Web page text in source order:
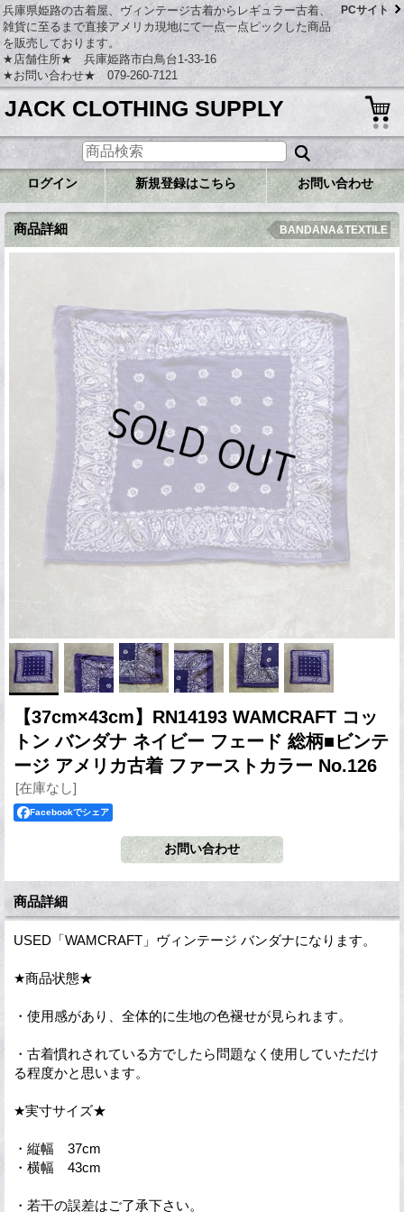
兵庫県姫路の古着屋、ヴィンテージ古着からレギュラー古着、
雑貨に至るまで直接アメリカ現地にて一点一点ピックした商品
を販売しております。
★店舗住所★ 兵庫姫路市白鳥台1-33-16
★お問い合わせ★ 079-260-7121
PCサイト
JACK CLOTHING SUPPLY
ログイン 新規登録はこちら お問い合わせ
商品詳細 BANDANA&TEXTILE
【37cm×43cm】RN14193 WAMCRAFT コッ
トン バンダナ ネイビー フェード 総柄■ビンテ
ージ アメリカ古着 ファーストカラー No.126
[在庫なし]
Facebookでシェア
商品詳細
USED「WAMCRAFT」ヴィンテージ バンダナになります。
★商品状態★
・使用感があり、全体的に生地の色褪せが見られます。
・古着慣れされている方でしたら問題なく使用していただけ
る程度かと思います。
★実寸サイズ★
・縦幅 37cm
・横幅 43cm
・若干の誤差はご了承下さい。